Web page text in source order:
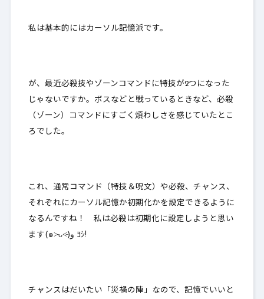
私は基本的にはカーソル記憶派です。
が、最近必殺技やゾーンコマンドに特技が2つになった
じゃないですか。ボスなどと戦っているときなど、必殺
（ゾーン）コマンドにすごく煩わしさを感じていたとこ
ろでした。
これ、通常コマンド（特技＆呪文）や必殺、チャンス、
それぞれにカーソル記憶か初期化かを設定できるように
なるんですね！ 私は必殺は初期化に設定しようと思い
ます(๑˃̵ᴗ˂̵)و ﾖｼ!
チャンスはだいたい「災禍の陣」なので、記憶でいいと